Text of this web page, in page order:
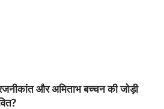
और अमिताभ बच्चन की जोड़ी